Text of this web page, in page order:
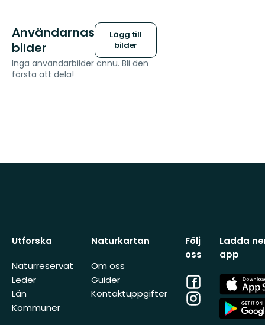
Användarnas
bilder
Lägg till
bilder
Inga användarbilder ännu. Bli den
första att dela!
Utforska
Naturreservat
Leder
Län
Kommuner
Naturkartan
Om oss
Guider
Kontaktuppgifter
Följ
oss
Facebook
Instagram
Ladda
app
App
Store
App
Store